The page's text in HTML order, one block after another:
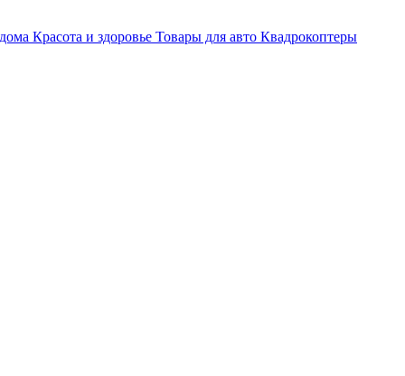
Красота и здоровье Товары для авто Квадрокоптеры